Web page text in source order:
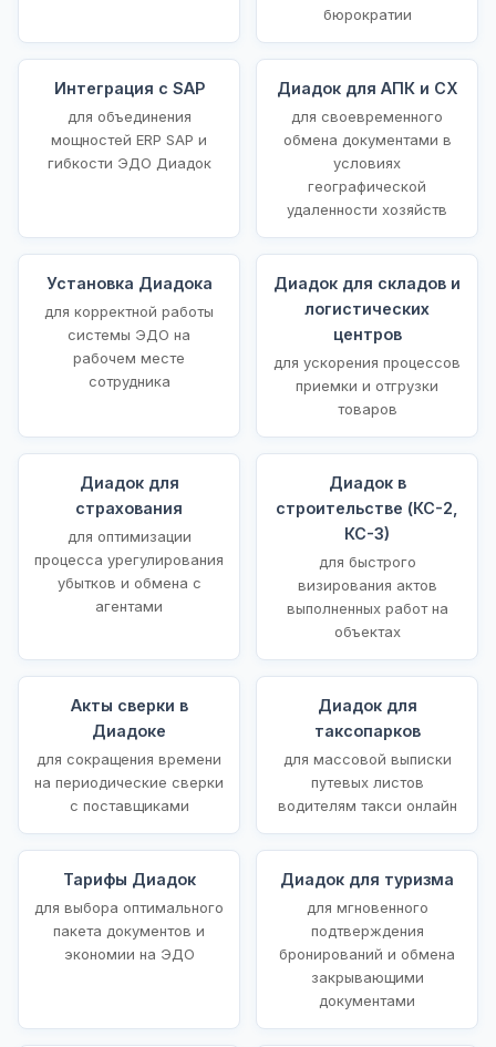
бюрократии
Интеграция с SAP
для объединения
мощностей ERP SAP и
гибкости ЭДО Диадок
Диадок для АПК и СХ
для своевременного
обмена документами в
условиях
географической
удаленности хозяйств
Установка Диадока
для корректной работы
системы ЭДО на
рабочем месте
сотрудника
Диадок для складов и
логистических
центров
для ускорения процессов
приемки и отгрузки
товаров
Диадок для
страхования
для оптимизации
процесса урегулирования
убытков и обмена с
агентами
Диадок в
строительстве (КС-2,
КС-3)
для быстрого
визирования актов
выполненных работ на
объектах
Акты сверки в
Диадоке
для сокращения времени
на периодические сверки
с поставщиками
Диадок для
таксопарков
для массовой выписки
путевых листов
водителям такси онлайн
Тарифы Диадок
для выбора оптимального
пакета документов и
экономии на ЭДО
Диадок для туризма
для мгновенного
подтверждения
бронирований и обмена
закрывающими
документами